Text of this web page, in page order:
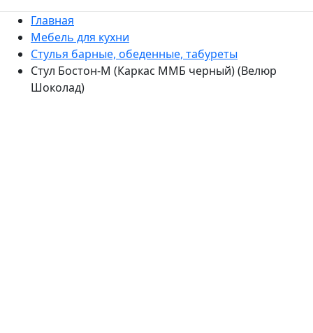
Главная
Мебель для кухни
Стулья барные, обеденные, табуреты
Стул Бостон-М (Каркас ММБ черный) (Велюр
Шоколад)